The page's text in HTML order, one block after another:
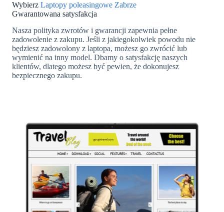
Wybierz Laptopy poleasingowe Zabrze
Gwarantowana satysfakcja
Nasza polityka zwrotów i gwarancji zapewnia pełne
zadowolenie z zakupu. Jeśli z jakiegokolwiek powodu nie
będziesz zadowolony z laptopa, możesz go zwrócić lub
wymienić na inny model. Dbamy o satysfakcję naszych
klientów, dlatego możesz być pewien, że dokonujesz
bezpiecznego zakupu.